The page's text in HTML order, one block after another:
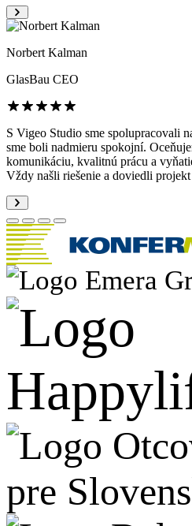
Norbert Kalman
GlasBau CEO
S Vigeo Studio sme spolupracovali
sme boli nadmieru spokojní.
komunikáciu, kvalitnú prácu a
Vždy našli riešenie a doviedli projekt